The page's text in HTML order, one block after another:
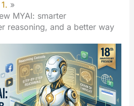
1.
MYAI: smarter
reasoning, and a better way